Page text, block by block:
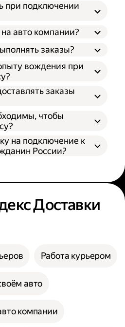
при подключении
авто компании?
заказы?
вождения при
заказы
чтобы
на подключение к
России?
Доставки
Работа курьером
авто
компании